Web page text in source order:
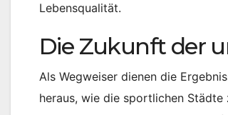
Lebensqualität.
Die Zukunft der
Als Wegweiser dienen die
heraus, wie die sportlichen Städte